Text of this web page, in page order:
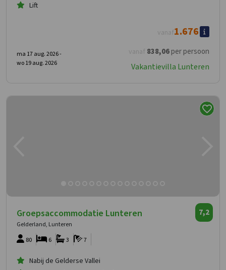
Lift
vanaf 838,06per persoon
vanaf1.676
ma 17 aug. 2026 -
wo 19 aug. 2026
Vakantievilla Lunteren
Groepsaccommodatie Lunteren
Gelderland, Lunteren
7,2
80 7
3
6
Nabij de Gelderse Vallei